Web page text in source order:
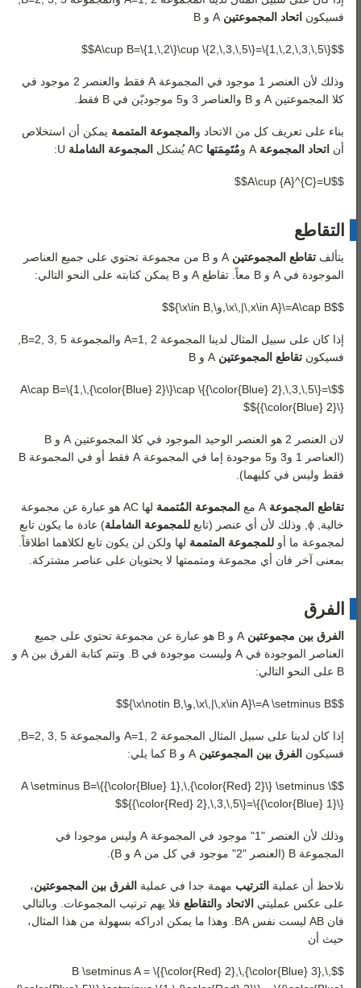
فسيكون اتحاد المجموعتين A و B
$$A\cup B=\{1,\,2\}\cup \{2,\,3,\,5\}=\{1,\,2,\,3,\,5\}$$
وذلك لأن العنصر 1 موجود في المجموعة A
فقط والعنصر 2 موجود في
كلا المجموعتينA و B والعناصر 3 و5 موجوديّن في B فقط.
بناء على تعريف كل من الاتحاد و المجموعة المتممة يمكن أن استخلاص
أن اتحاد المجموعة A ومُتَمِمَتها AC يُشكل المجموعة الشاملة U
:
$$A\cup {A}^{C}=U$$
التقاطع
يتألف تقاطع المجموعتين A و B من مجموعة تحتوي على جميع العناصر
الموجودة فيA و B معاً. تقاطعA و B يمكن كتابته على النحو التالي:
$$A\cap B=\{x\,|\,x\in A\,و\,x\in B\}$$
إذا كان على سبيل المثال لدينا المجموعة A=1, 2 والمجموعة B=2, 3, 5
,
فسيكون تقاطع المجموعتين A و B
$$A\cap B=\{1,\,{\color{Blue} 2}\}\cap \{{\color{Blue} 2},\,3,\,5\}=\
{{\color{Blue} 2}\}$$
لان العنصر 2 هو العنصر الوحيد الموجود في كلا المجموعتين A و B
(العناصر 1 و3 و5 موجودة إما في المجموعة
A فقط أو في المجموعة B
فقط وليس في كليهما).
تقاطع المجموعة A مع المجموعة المُتممة لها AC
هو عبارة عن مجموعة
خالية, ϕ, وذلك لأن أي عنصر (تابع للمجموعة الشاملة) عادة ما يكون تابع
لمجموعة ما أو للمجموعة المتممة لها ولكن لن يكون تابع لكلاهما اطلاقاً.
بمعنى آخر فان أي مجموعة ومتممتها لا يحتويان على عناصر مشتركة.
الفرق
الفرق بين مجموعتين A و B هو عبارة عن مجموعة تحتوي على جميع
العناصر الموجودة فيA وليست موجودة في B. وتتم كتابة الفرق بينA و
B على النحو التالي:
$$A \setminus B=\{x\,|\,x\in A\,و\,x\notin B\}$$
إذا كان لدينا على سبيل المثال المجموعة A=1, 2 والمجموعة B=2, 3, 5
,
فسيكون الفرق بين المجموعتين A و B كما يلي:
$$A \setminus B=\{{\color{Blue} 1},\,{\color{Red} 2}\} \setminus \
{{\color{Red} 2},\,3,\,5\}=\{{\color{Blue} 1}\}$$
وذلك لأن العنصر "1" موجود في المجموعة A وليس موجودا في
المجموعة B (العنصر "2" موجود في كل من A و B
).
نلاحظ أن عملية الترتيب مهمة جدا في عملية الفرق بين المجموعتين،
على عكس عمليتي الاتحاد و التقاطع فلا يهم ترتيب المجموعات. وبالتالي
فان
AB ليست نفس BA
. وهذا ما يمكن ادراكه بسهولة من هذا المثال،
حيث أن
$$B \setminus A = \{{\color{Red} 2},\,{\color{Blue} 3},\,